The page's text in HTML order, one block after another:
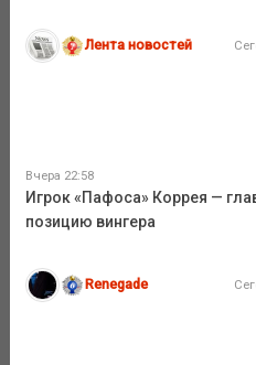
Лента новостей
Вчера 22:58
Игрок «Пафоса» Коррея —
позицию вингера
Renegade